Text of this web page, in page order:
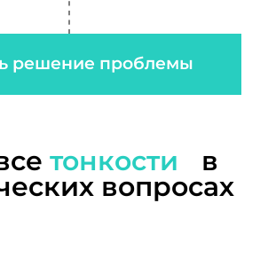
решение проблемы
тонкости в
вопросах